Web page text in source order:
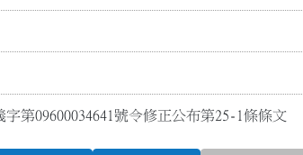
第09600034641號令修正公布第25-1條條文